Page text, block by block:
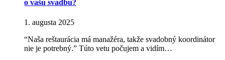
o vašu svadbu?
1. augusta 2025
“Naša reštaurácia má manažéra, takže svadobný koordinátor
nie je potrebný.” Túto vetu počujem a vidím…